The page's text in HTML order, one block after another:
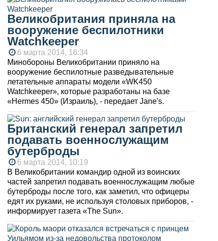
Великобритания приняла на
вооружение беспилотники
Watchkeeper
6 марта 2014, 16:34
Минобороны Великобритании приняло на
вооружение беспилотные разведывательные
летательные аппараты модели «WK450
Watchkeeper», которые разработаны на базе
«Hermes 450» (Израиль), - передает Jane's.
Британский генерал запретил
подавать военнослужащим
бутерброды
6 марта 2014, 10:19
В Великобритании командир одной из воинских
частей запретил подавать военнослужащим любые
бутерброды после того, как заметил, что офицеры
едят их руками, не используя столовых приборов, -
информирует газета «The Sun».